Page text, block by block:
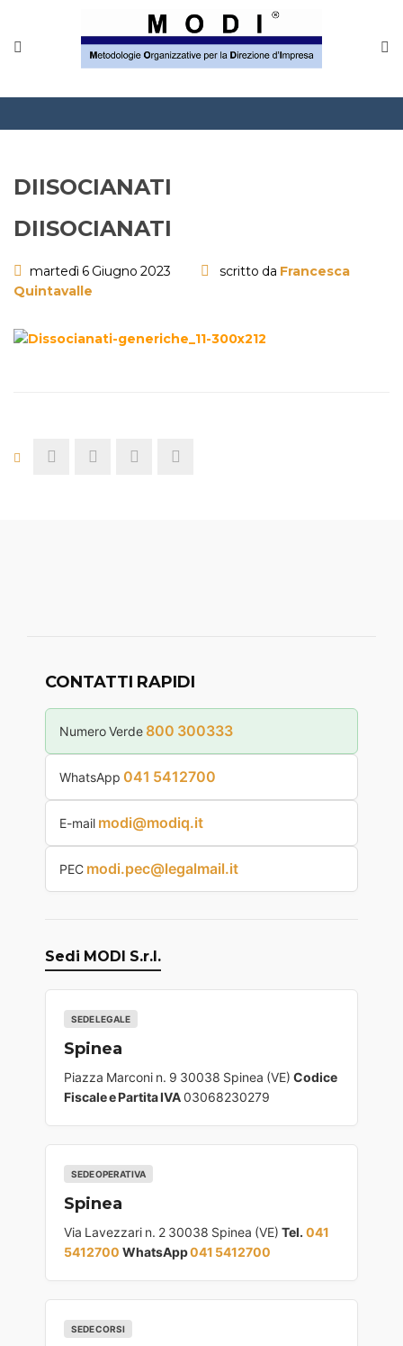
Questionario
Blog e info
DIISOCIANATI
DIISOCIANATI
martedì 6 Giugno 2023 scritto da Francesca
Quintavalle
CONTATTI RAPIDI
Numero Verde 800 300333
WhatsApp 041 5412700
E-mail modi@modiq.it
PEC modi.pec@legalmail.it
Sedi MODI S.r.l.
SEDE LEGALE
Spinea
Piazza Marconi n. 9 30038 Spinea (VE) Codice
Fiscale e Partita IVA03068230279
SEDE OPERATIVA
Spinea
Via Lavezzari n. 2 30038 Spinea (VE) Tel. 041
5412700 WhatsApp041 5412700
SEDE CORSI